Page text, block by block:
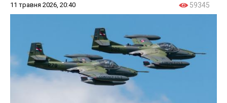
11 травня 2026, 20:40 59345